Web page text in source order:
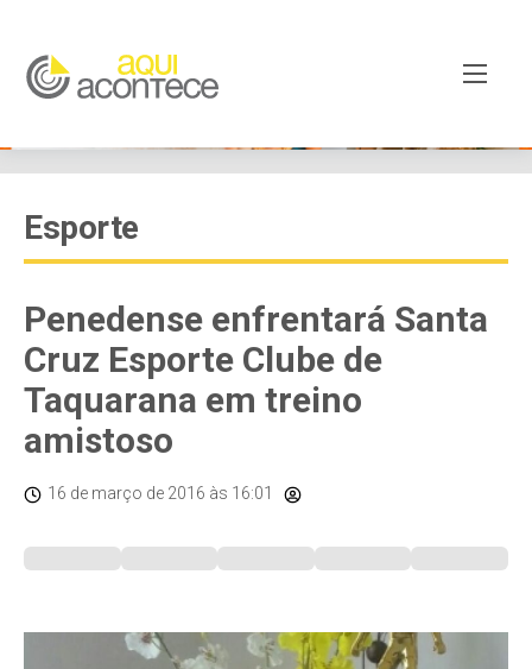
Esporte
Penedense enfrentará Santa
Cruz Esporte Clube de
Taquarana em treino
amistoso
16 de março de 2016 às 16:01